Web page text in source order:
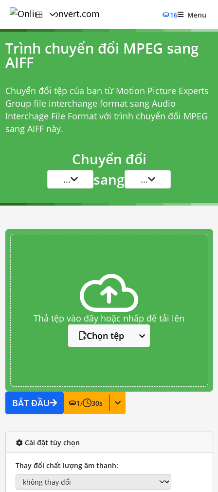
16 Menu
Trình chuyển đổi MPEG sang
AIFF
Chuyển đổi tệp của bạn từ Motion Picture Experts
Group file interchange format sang Audio
Interchage File Format với trình chuyển đổi MPEG
sang AIFFnày.
Chuyển đổi
... sang ...
Thả tệp vào đây hoặc nhấp để tải lên
Chọn tệp
BẮT ĐẦU 1/ 30s
Cài đặt tùy chọn
Thay đổi chất lượng âm thanh: